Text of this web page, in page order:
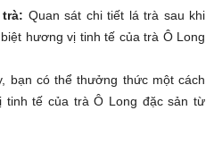
Quan sát chi tiết lá trà sau khi
hương vị tinh tế của trà Ô Long
bạn có thể thưởng thức một cách
tế của trà Ô Long đặc sản từ